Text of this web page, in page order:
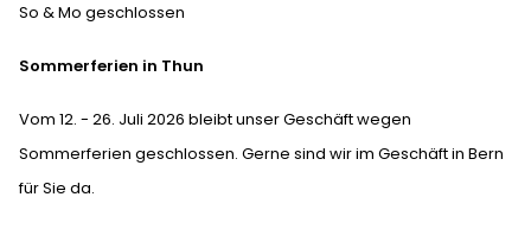
So & Mo geschlossen
Sommerferien in Thun
Vom 12. - 26. Juli 2026 bleibt unser Geschäft wegen
Sommerferien geschlossen. Gerne sind wir im Geschäft in Bern
für Sie da.